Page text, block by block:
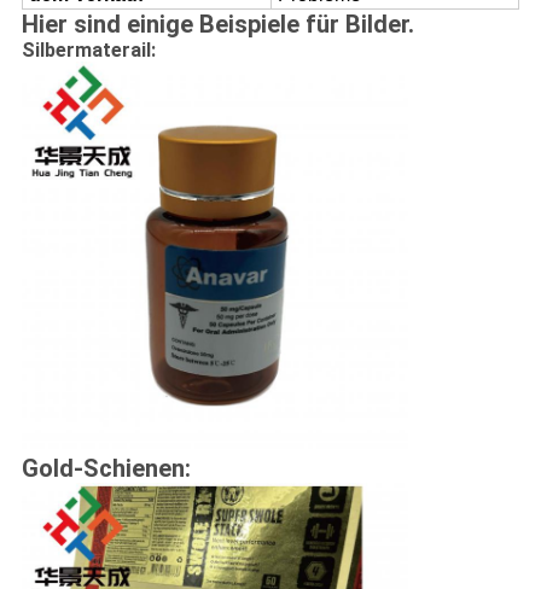
Hier sind einige Beispiele für Bilder.
Silbermaterail:
Gold-Schienen: